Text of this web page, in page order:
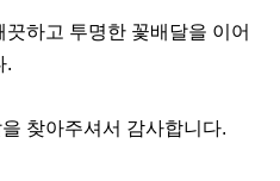
하고 투명한 꽃배달을 이어
.
찾아주셔서 감사합니다.